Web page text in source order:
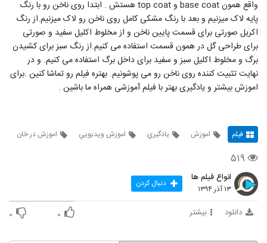
واقع همون base coat و top coat هستش . ابتدا روی ناخن رو با رنگ
پایه لاک میزنیم و بعد با رنگ مشکی کامل روی ناخن رو لاک میزنیم.از رنگ
اکریل صورتی برای قسمت پایین ناخن و از مخلوط اکلیل سفید و صورتی
برای طراحی گل در همون قسمت استفاده می کنیم.از رنگ سبز برای کشیدن
برگ و مخلوط اکلیل سبز و سفید برای داخل برگ استفاده می کنیم. و در
نهایت تثبیت کننده روی ناخن رو می پوشونیم. بهتره فیلم رو تماشا کنین .برای
اموزش بیشتر و یادگیری بهتر با فیلم آموزشی همراه ما باشین .
فیلم اموزش يادگيري اموزش ويديويي اموزش در خان
۵۱۹
انواع فیلم ها
۱۳ آذر ۱۳۹۴ دنبال کردن
دانلود بیشتر ۰ ۰